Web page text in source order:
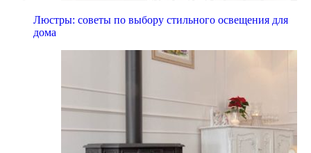
Люстры: советы по выбору стильного освещения для
дома